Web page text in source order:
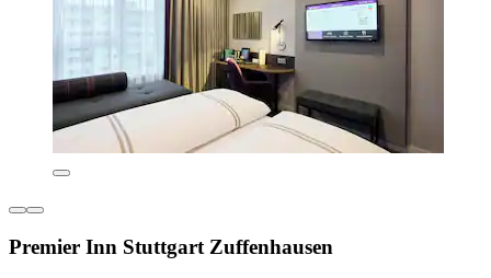
Premier Inn Stuttgart Zuffenhausen